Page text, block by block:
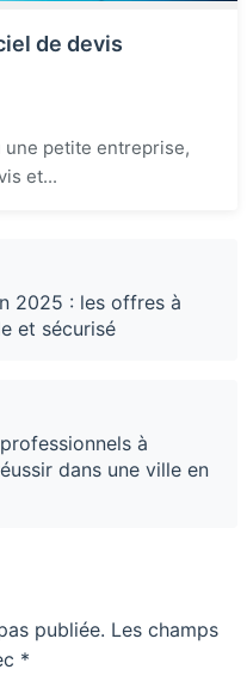
de devis
une petite entreprise,
et...
2025 : les offres à
et sécurisé
à
dans une ville en
publiée. Les champs
*